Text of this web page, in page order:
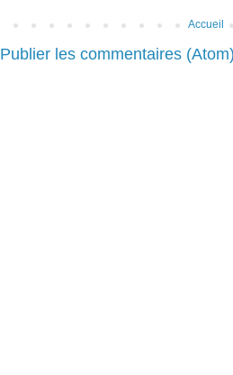
Accueil
Publier les commentaires